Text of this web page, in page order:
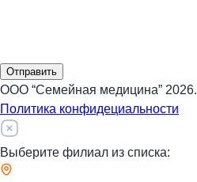
Отправить
ООО “Семейная медицина” 2026.
Политика конфидециальности
Выберите филиал из списка: